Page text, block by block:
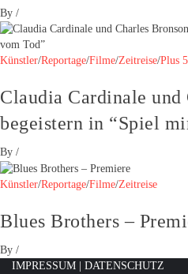
By /
Künstler/Reportage/Filme/Zeitreise/Plus 5
Claudia Cardinale und
begeistern in “Spiel
By /
Künstler/Reportage/Filme/Zeitreise
Blues Brothers –
By /
IMPRESSUM
DATENSCHUTZ